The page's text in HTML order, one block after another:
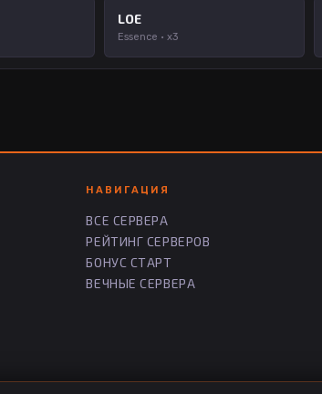
LOE
Essence · x3
НАВИГАЦИЯ
ВСЕ СЕРВЕРА
РЕЙТИНГ СЕРВЕРОВ
БОНУС СТАРТ
ВЕЧНЫЕ СЕРВЕРА